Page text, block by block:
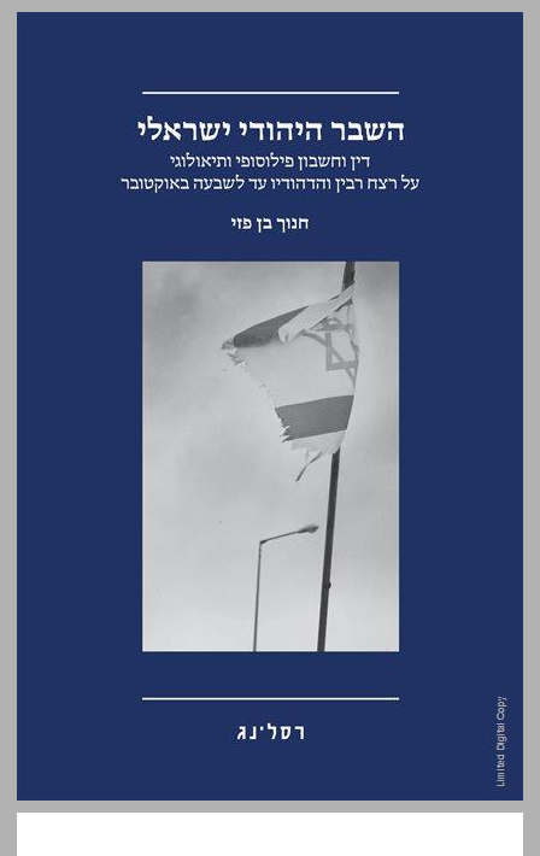
השבר היהודי ישראלי: דין וחשבון פילוסופי ותיאולוגי על רצח רבין והדהודיו עד לשבעה באוקטובר ... 0